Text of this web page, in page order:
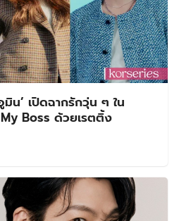
น’ เปิดฉากรักวุ่น ๆ ใน
Boss ด้วยเรตติ้ง